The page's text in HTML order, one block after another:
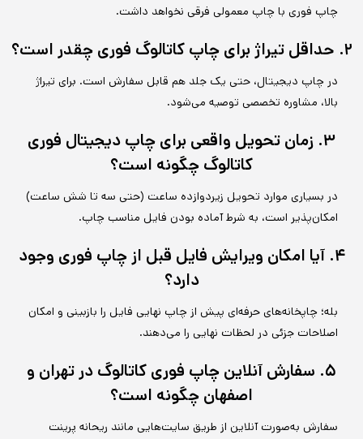
چاپ فوری با چاپ معمولی فرقی نخواهد داشت.
۲. حداقل تیراژ برای چاپ کاتالوگ فوری چقدر است؟
در چاپ دیجیتال، حتی یک جلد هم قابل سفارش است. برای تیراژ
بالا، مشاوره تخصصی توصیه می‌شود.
۳. زمان تحویل واقعی برای چاپ دیجیتال فوری
کاتالوگ چگونه است؟
در بسیاری موارد تحویل زیردوازده ساعت (حتی سه تا شش ساعت)
امکان‌پذیر است، به شرط آماده بودن فایل مناسب چاپ.
۴. آیا امکان ویرایش فایل قبل از چاپ فوری وجود
دارد؟
بله؛ چاپخانه‌های حرفه‌ای پیش از چاپ نهایی فایل را بازبینی و امکان
اصلاحات جزئی در لحظات نهایی را می‌دهند.
۵. سفارش آنلاین چاپ فوری کاتالوگ در تهران و
اصفهان چگونه است؟
سفارش به‌صورت آنلاین از طریق سایت‌هایی مانند ریحانه پرینت